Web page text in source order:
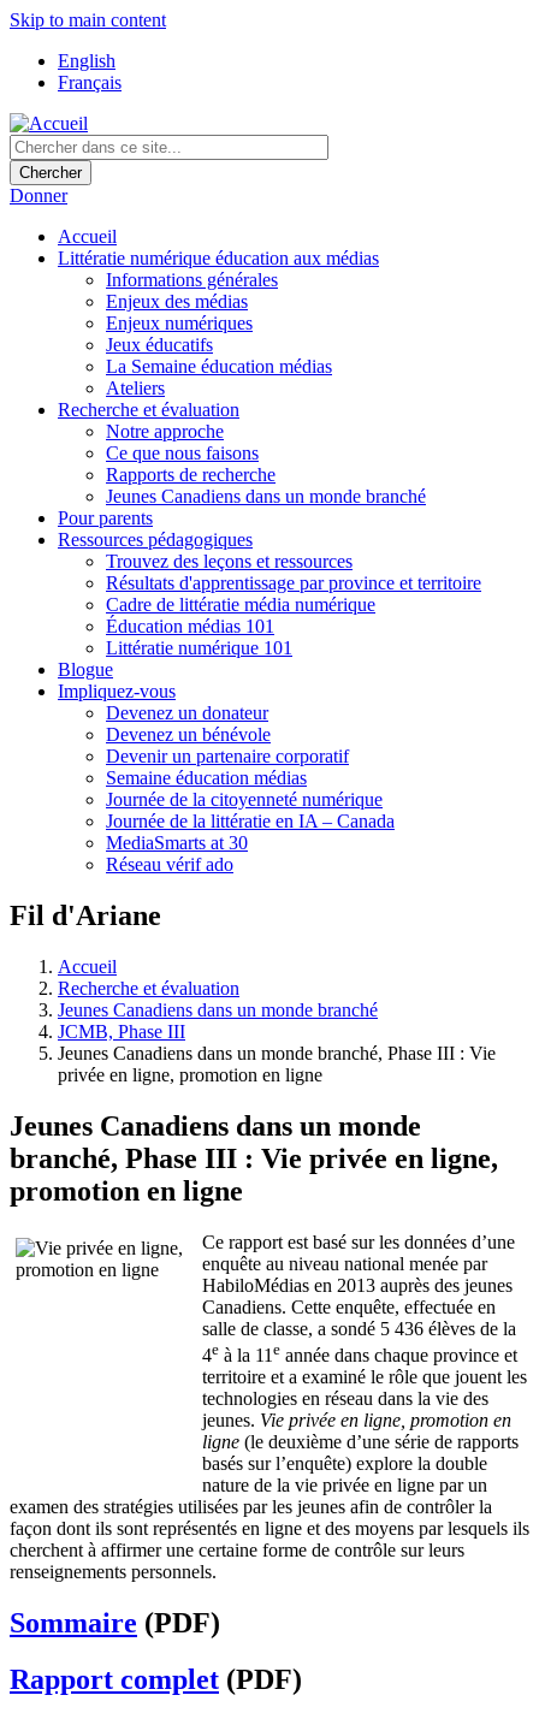
Skip to main content
English
Français
Donner
Accueil
Littératie numérique éducation aux médias
Informations générales
Enjeux des médias
Enjeux numériques
Jeux éducatifs
La Semaine éducation médias
Ateliers
Recherche et évaluation
Notre approche
Ce que nous faisons
Rapports de recherche
Jeunes Canadiens dans un monde branché
Pour parents
Ressources pédagogiques
Trouvez des leçons et ressources
Résultats d'apprentissage par province et territoire
Cadre de littératie média numérique
Éducation médias 101
Littératie numérique 101
Blogue
Impliquez-vous
Devenez un donateur
Devenez un bénévole
Devenir un partenaire corporatif
Semaine éducation médias
Journée de la citoyenneté numérique
Journée de la littératie en IA – Canada
MediaSmarts at 30
Réseau vérif ado
Fil d'Ariane
Accueil
Recherche et évaluation
Jeunes Canadiens dans un monde branché
JCMB, Phase III
Jeunes Canadiens dans un monde branché, Phase III : Vie
privée en ligne, promotion en ligne
Jeunes Canadiens dans un monde
branché, Phase III : Vie privée en ligne,
promotion en ligne
Ce rapport est basé sur les données d’une
enquête au niveau national menée par
HabiloMédias en 2013 auprès des jeunes
Canadiens. Cette enquête, effectuée en
salle de classe, a sondé 5 436 élèves de la
4e à la 11 e année dans chaque province et
territoire et a examiné le rôle que jouent les
technologies en réseau dans la vie des
jeunes. Vie privée en ligne, promotion en
ligne (le deuxième d’une série de rapports
basés sur l’enquête) explore la double
nature de la vie privée en ligne par un
examen des stratégies utilisées par les jeunes afin de contrôler la
façon dont ils sont représentés en ligne et des moyens par lesquels ils
cherchent à affirmer une certaine forme de contrôle sur leurs
renseignements personnels.
Sommaire (PDF)
Rapport complet (PDF)